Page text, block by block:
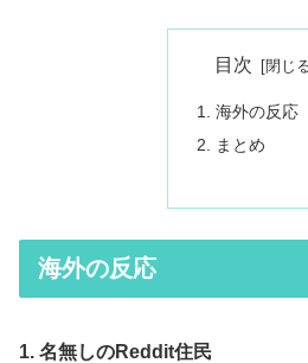
目次
海外の反応
まとめ
海外の反応
1. 名無しのReddit住民